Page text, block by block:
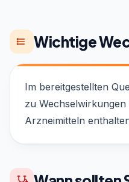
Wichtige
Im bereitgestellten
zu Wechselwirkungen
Arzneimitteln